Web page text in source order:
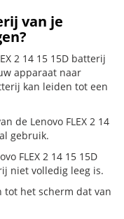
van je
2 14 15 15D batterij
apparaat naar
kan leiden tot een
de Lenovo FLEX 2 14
gebruik.
FLEX 2 14 15 15D
niet volledig leeg is.
het scherm dat van